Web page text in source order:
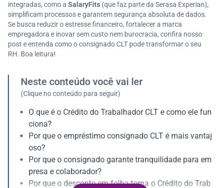
integradas, como a SalaryFits (que faz parte da Serasa Experian),
simplificam processos e garantem segurança absoluta de dados.
Se busca reduzir o estresse financeiro, fortalecer a marca
empregadora e inovar sem custo nem burocracia, confira nosso
post e entenda como o consignado CLT pode transformar o seu
RH. Boa leitura!
Neste conteúdo você vai ler
(Clique no conteúdo para seguir)
O que é o Crédito do Trabalhador CLT e como ele fun
ciona?
Por que o empréstimo consignado CLT é mais vantaj
oso?
Por que o consignado garante tranquilidade para em
presa e colaborador?
Por que o desconto em folha torna o Crédito do Trab